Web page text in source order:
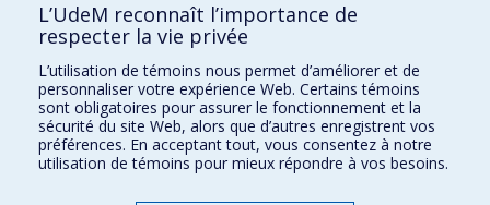
Université de Montréal
C.P. 6128, succursale Centre-ville
H3C 3J7
Courriel:recherche@umontreal.ca
Qui fait quoi?
L’UdeM reconnaît l’importance de
respecter la vie privée
L’utilisation de témoins nous permet d’améliorer et de
personnaliser votre expérience Web. Certains témoins
sont obligatoires pour assurer le fonctionnement et la
sécurité du site Web, alors que d’autres enregistrent vos
préférences. En acceptant tout, vous consentez à notre
utilisation de témoins pour mieux répondre à vos besoins.